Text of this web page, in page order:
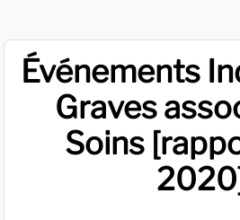
Événements
Graves
Soins